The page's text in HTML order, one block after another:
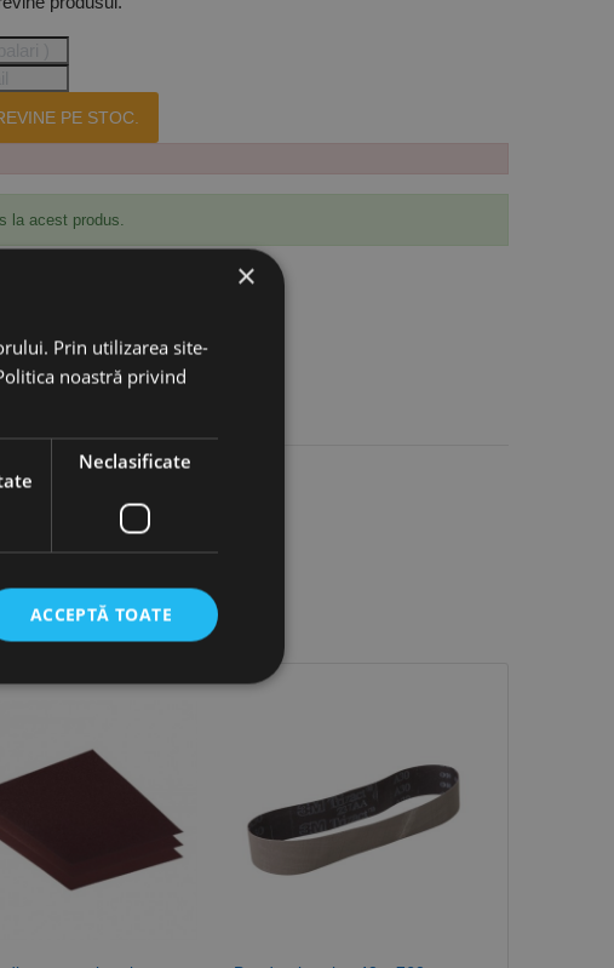
PE STOC.
la acest produs.
×
Prin utilizarea site-
noastră privind
Neclasificate
ACCEPTĂ TOATE
utilizatorului și gestionarea
Script.com pentru a aminti